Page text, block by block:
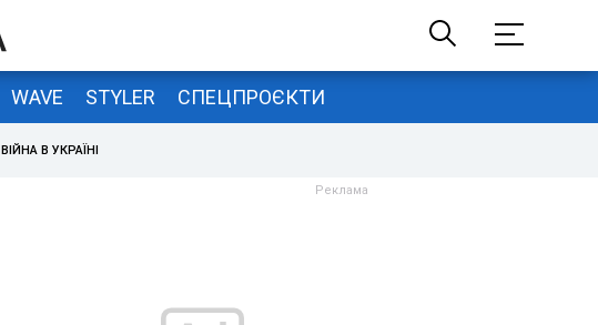
WAVE STYLER СПЕЦПРОЄКТИ
ВІЙНА В УКРАЇНІ